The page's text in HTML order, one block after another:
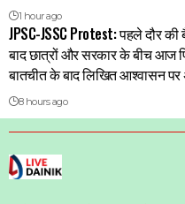
1 hour ago
JPSC-JSSC Protest: पहले दौर
बाद छात्रों और सरकार के बीच आज
बातचीत के बाद लिखित आश्वासन
8 hours ago